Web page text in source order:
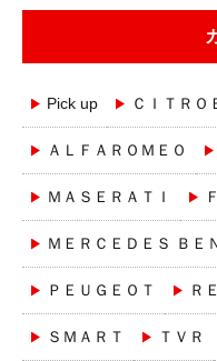
Pick up ＣＩＴＲＯ
ＡＬＦＡＲＯＭＥＯ
ＭＡＳＥＲＡＴＩ
ＭＥＲＣＥＤＥＳ ＢＥ
ＰＥＵＧＥＯＴ Ｒ
ＳＭＡＲＴ ＴＶＲ